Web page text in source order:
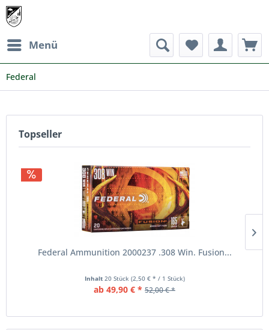
Menü
Federal
Topseller
Federal Ammunition 2000237 .308 Win. Fusion...
Inhalt 20 Stück (2,50 € * / 1 Stück)
ab 49,90 € * 52,00 € *